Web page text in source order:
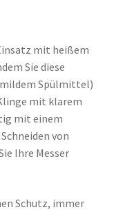
mit heißem
Sie diese
Spülmittel)
mit klarem
mit einem
von
Ihre Messer
Schutz, immer